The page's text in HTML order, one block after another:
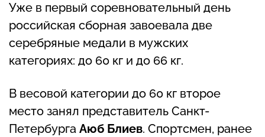
Уже в первый соревновательный день
российская сборная завоевала две
серебряные медали в мужских
категориях: до 60 кг и до 66 кг.
В весовой категории до 60 кг второе
место занял представитель Санкт-
Петербурга Аюб Блиев. Спортсмен, ранее